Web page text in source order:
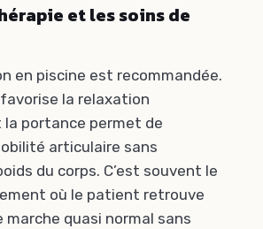
et les soins de
en piscine est recommandée.
favorise la relaxation
la portance permet de
articulaire sans
du corps. C’est souvent le
où le patient retrouve
marche quasi normal sans